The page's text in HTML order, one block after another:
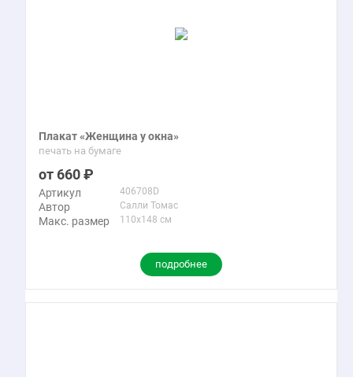
Плакат «Женщина у окна»
печать на бумаге
660
Артикул 406708D
Автор Салли Томас
Макс. размер 110x148 см
подробнее